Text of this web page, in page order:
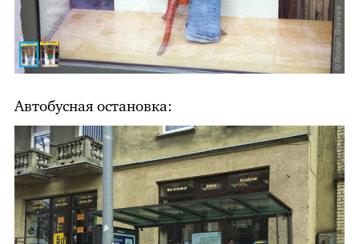
Автобусная остановка: